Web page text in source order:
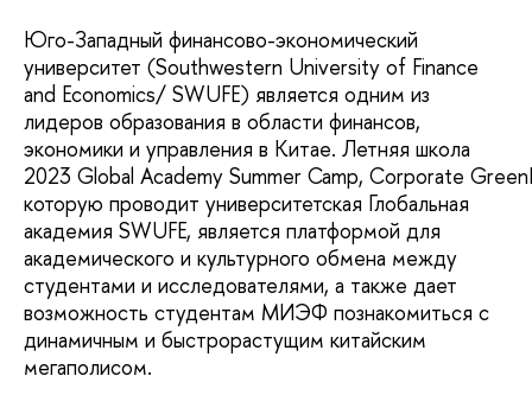
Юго-Западный финансово-экономический
университет (Southwestern University of Finance
and Economics/ SWUFE) является одним из
лидеров образования в области финансов,
экономики и управления в Китае. Летняя школа
2023 Global Academy Summer Camp, Corporate
которую проводит университетская Глобальная
академия SWUFE, является платформой для
академического и культурного обмена между
студентами и исследователями, а также дает
возможность студентам МИЭФ познакомиться с
динамичным и быстрорастущим китайским
мегаполисом.